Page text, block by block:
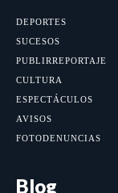
DEPORTES
SUCESOS
PUBLIRREPORTAJE
CULTURA
ESPECTÁCULOS
AVISOS
FOTODENUNCIAS
Blog